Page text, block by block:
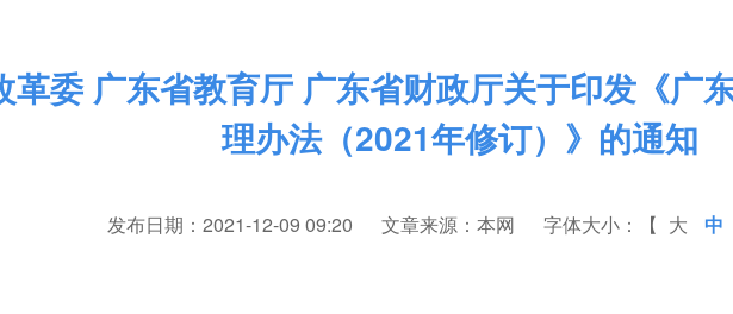
革委 广东省教育厅 广东省财政厅关于印发《广
理办法（2021年修订）》的通知
发布日期：2021-12-09 09:20 文章来源：本网 字体大小：【 大 中